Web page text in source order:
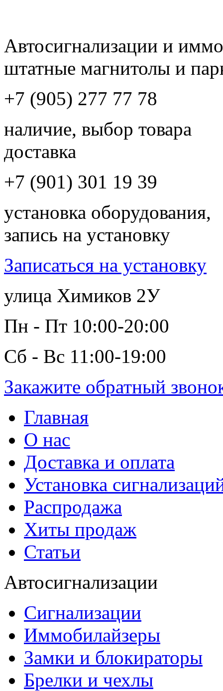
Автосигнализации и
штатные магнитолы и
+7 (905) 277 77 78
наличие, выбор товара
доставка
+7 (901) 301 19 39
установка оборудования,
запись на установку
Записаться на установку
улица Химиков 2У
Пн - Пт 10:00-20:00
Сб - Вс 11:00-19:00
Закажите обратный
Главная
О нас
Доставка и оплата
Установка
Распродажа
Хиты продаж
Статьи
Автосигнализации
Сигнализации
Иммобилайзеры
Замки и блокираторы
Брелки и чехлы